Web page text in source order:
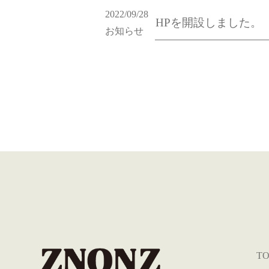
2022/09/28
お知らせ
HPを開設しました。